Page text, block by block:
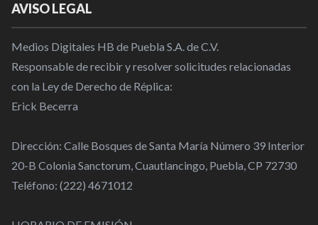
AVISO LEGAL
Medios Digitales HB de Puebla S.A. de C.V.
Responsable de recibir y resolver solicitudes relacionadas
con la Ley de Derecho de Réplica:
Erick Becerra
Dirección: Calle Bosques de Santa María Número 39 Interior
20-B Colonia Sanctorum, Cuautlancingo, Puebla, CP 72730
Teléfono: (222) 4671012